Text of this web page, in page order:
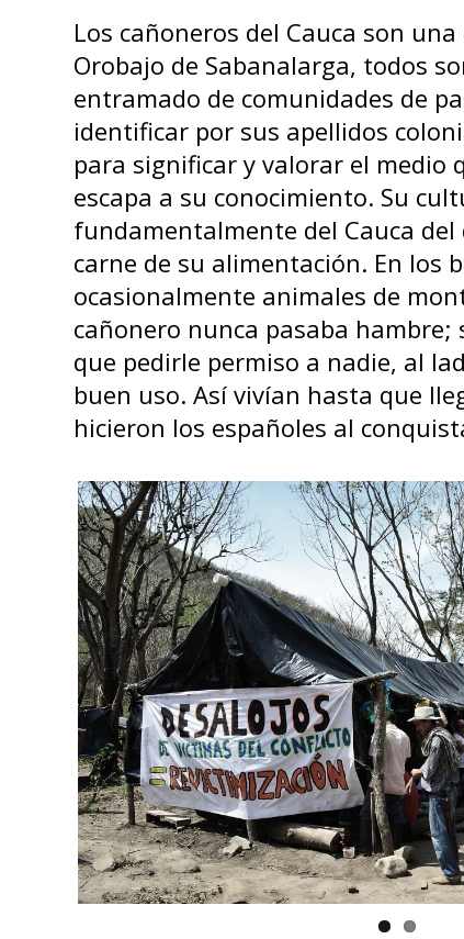
entramado de comunidades de
identificar por sus apellidos
para significar y valorar el medio
escapa a su conocimiento. Su
fundamentalmente del Cauca
carne de su alimentación. En los
ocasionalmente animales de
cañonero nunca pasaba
que pedirle permiso a nadie, al
buen uso. Así vivían hasta que
hicieron los españoles al